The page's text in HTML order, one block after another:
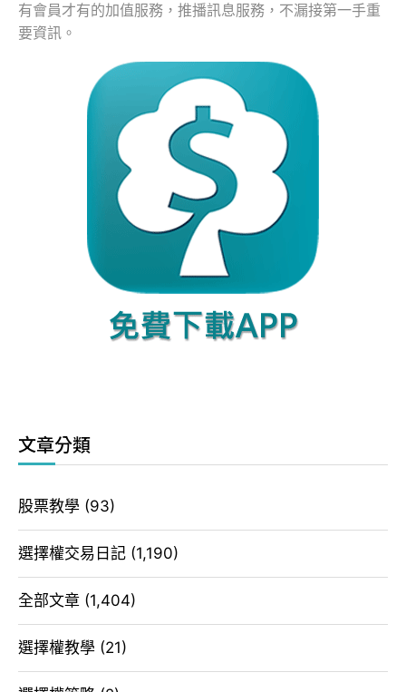
有會員才有的加值服務，推播訊息服務，不漏接第一手重
要資訊。
文章分類
股票教學 (93)
選擇權交易日記 (1,190)
全部文章 (1,404)
選擇權教學 (21)